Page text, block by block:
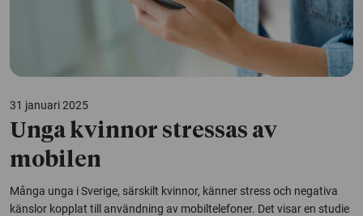
31 januari 2025
Unga kvinnor stressas av
mobilen
Många unga i Sverige, särskilt kvinnor, känner stress och negativa
känslor kopplat till användning av mobiltelefoner. Det visar en studie